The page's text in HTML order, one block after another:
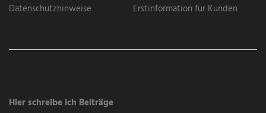
Datenschutzhinweise
Erstinformation für Kunden
Hier schreibe ich Beiträge